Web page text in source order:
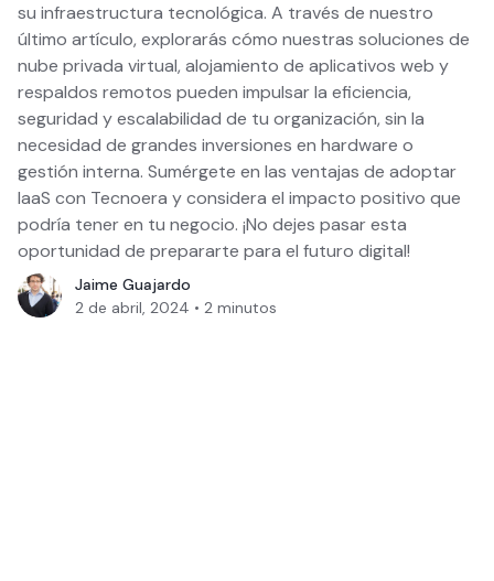
su infraestructura tecnológica. A través de nuestro
último artículo, explorarás cómo nuestras soluciones de
nube privada virtual, alojamiento de aplicativos web y
respaldos remotos pueden impulsar la eficiencia,
seguridad y escalabilidad de tu organización, sin la
necesidad de grandes inversiones en hardware o
gestión interna. Sumérgete en las ventajas de adoptar
IaaS con Tecnoera y considera el impacto positivo que
podría tener en tu negocio. ¡No dejes pasar esta
oportunidad de prepararte para el futuro digital!
Jaime Guajardo
2 de abril, 2024 • 2 minutos